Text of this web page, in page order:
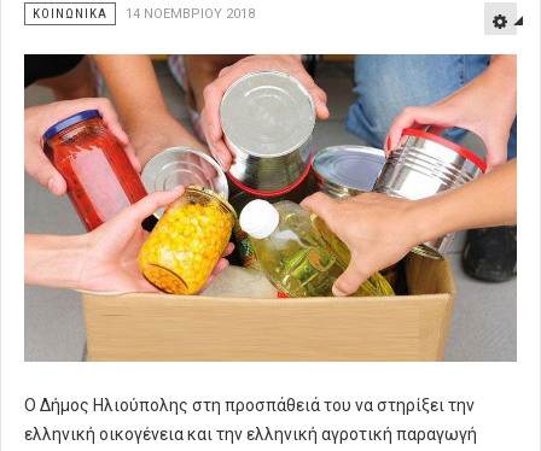
ΚΟΙΝΩΝΙΚΑ 14 ΝΟΕΜΒΡΊΟΥ 2018
Ο Δήμος Ηλιούπολης στη προσπάθειά του να στηρίξει την
ελληνική οικογένεια και την ελληνική αγροτική παραγωγή